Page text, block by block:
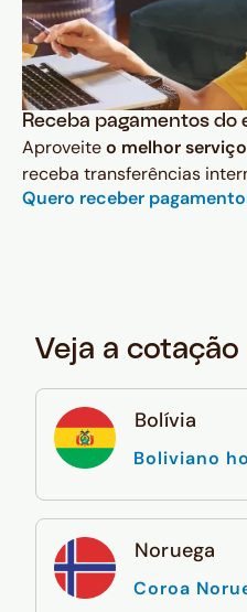
Receba pagamentos do
Aproveiteo melhor
receba transferências
Quero receber
Veja a
Bolívia
Boliviano
Noruega
Coroa